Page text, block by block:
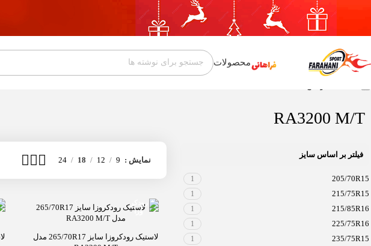
محصولات
RA3200 M/T
فیلتر بر اساس سایز
205/70R15
1
215/75R15
1
215/85R16
1
225/75R16
1
235/75R15
1
نمایش 9
12
18
24
لاستیک رودکروزا سایز 265/70R17 مدل